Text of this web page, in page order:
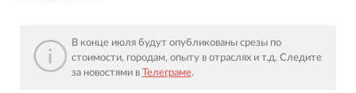
анализе их проектов, услуг, отраслевой
экспертизы и достижений за
В конце июля будут опубликованы срезы по
стоимости, городам, опыту в отраслях и т.д. Следите
за новостями в Телеграме.